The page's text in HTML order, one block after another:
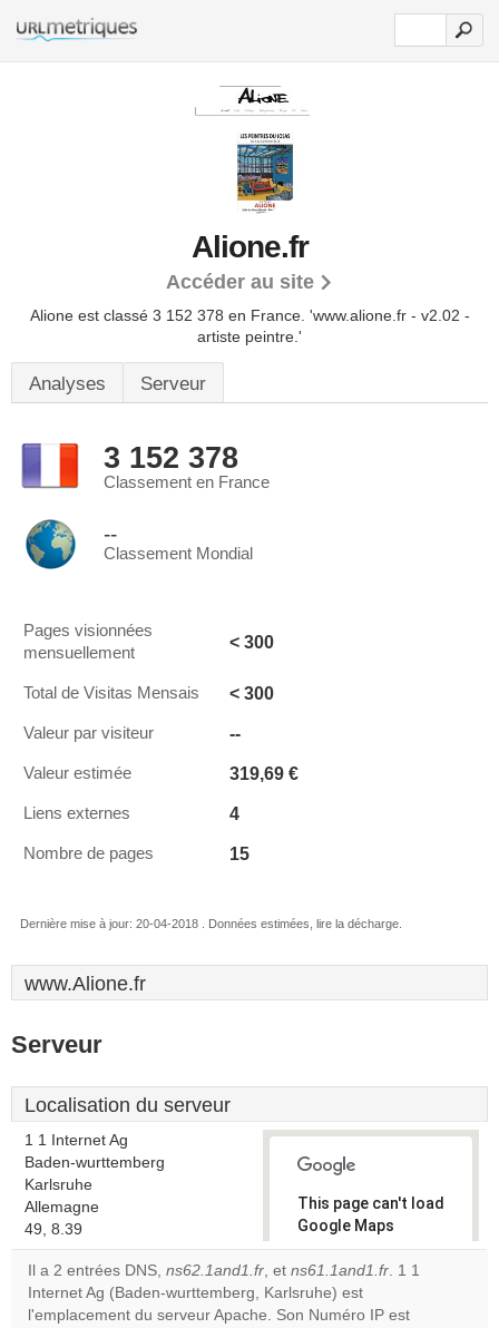
Alione.fr
Accéder au site
Alione est classé 3 152 378 en France. 'www.alione.fr - v2.02 -
artiste peintre.'
Analyses Serveur
3 152 378
Classement en France
--
Classement Mondial
Pages visionnées
mensuellement
< 300
Total de Visitas Mensais < 300
Valeur par visiteur --
Valeur estimée 319,69 €
Liens externes 4
Nombre de pages 15
Dernière mise à jour: 20-04-2018 . Données estimées, lire la décharge.
www.Alione.fr
Serveur
Localisation du serveur
1 1 Internet Ag
Baden-wurttemberg
Karlsruhe
Allemagne
49, 8.39
This page can't load
Google Maps
correctly.
Do you
own this
Il a 2 entrées DNS, ns62.1and1.fr, et ns61.1and1.fr. 1 1
Internet Ag (Baden-wurttemberg, Karlsruhe) est
l'emplacement du serveur Apache. Son Numéro IP est